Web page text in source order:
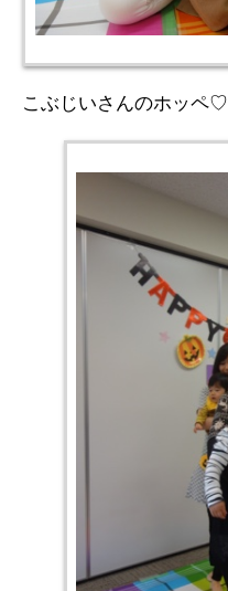
こぶじいさんのホッペ♡